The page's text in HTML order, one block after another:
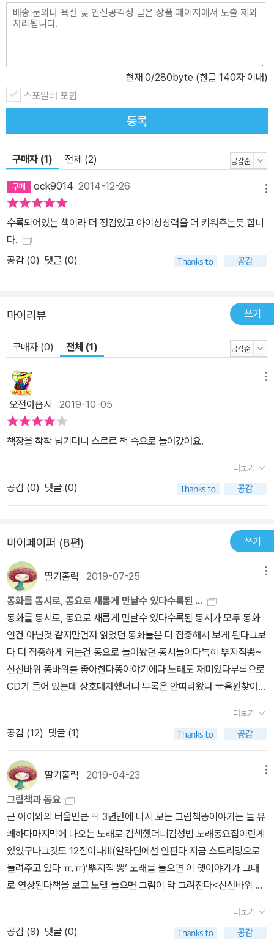
소 좋아하고 만나고 싶었던 책 속 주인공을 만나서 친구가 되고 같이
이가 만든 집은, 어른들의 간섭이 없는 아이만의 자유롭고 현실적인
공간이자 책 속 주인공과 만나고 어울려 한판 잔치를 벌이는 상상의
공간입니다. 상상과 현실을 넘나들며 아이들만의 동심의 세계가 자유
롭게 펼쳐지는 곳이지요. 아이들은 자기와 닮은꼴인 범이를 통해 책
어 같이 놀기도 합니다. 꼼지락꼼지락 책 속 인물들이 말을 걸어오고,
기꺼이 친구가 되는 상상과 현실이 넘나드는 자유로운 공간! 책 읽는
재미와 기쁨, 가치를 새삼 일깨워 줍니다.
현재 0/280byte (한글 140자 이내)
스포일러 포함
등록
구매자 (1) 전체 (2)
ock9014 2014-12-26
수록되어있는 책이라 더 정감있고 아이상상력을 더 키워주는듯 합니
다.
공감 (0) 댓글 (0)
마이리뷰 쓰기
구매자 (0) 전체 (1)
오전아홉시 2019-10-05
책장을 착착 넘기더니 스르르 책 속으로 들어갔어요.
더보기
공감 (0) 댓글 (0)
마이페이퍼 (8편) 쓰기
딸기홀릭 2019-07-25
동화를 동시로, 동요로 새롭게 만날수 있다수록된 ...
동화를 동시로, 동요로 새롭게 만날수 있다수록된 동시가 모두 동화
인건 아닌것 같지만먼저 읽었던 동화들은 더 집중해서 보게 된다그보
다 더 집중하게 되는건 동요로 들어봤던 동시들이다특히 뿌지직뽕~
신선바위 똥바위를 좋아한다똥이야기에다 노래도 재미있다부록으로
CD가 들어 있는데 상호대차했더니 부록은 안따라왔다 ㅠ음원찾아서
그림책만큼이나 어렵다고 느끼는데 아이들은 짧막한 글들을 순서 상
관없이 골라 읽는 재미가 있는것 같아 다행이다
더보기
공감 (12) 댓글 (1)
딸기홀릭 2019-04-23
그림책과 동요
큰 아이와의 터울만큼 딱 3년만에 다시 보는 그림책똥이야기는 늘 유
쾌하다마지막에 나오는 노래로 검색했더니김성범 노래동요집이란게
있었구나그것도 12집이나!!!(알라딘에선 안판다 지금 스트리밍으로
들려주고 있다 ㅠ.ㅠ)‘뿌지직 뽕‘ 노래를 들으면 이 옛이야기가 그대
로 연상된다책을 보고 노랠 들으면 그림이 막 그려진다<신선바위 똥
더보기
공감 (9) 댓글 (0)